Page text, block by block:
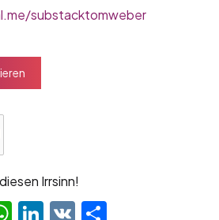
substacktomweber
Irrsinn!